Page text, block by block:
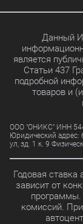
Данный
является
Статьи 437
подробной
товаров и
ООО "ОНИКС" ИНН
Юридический адрес:
ул, зд. 1 к. 9
Годовая ставка
зависит от
программы.
комиссий.